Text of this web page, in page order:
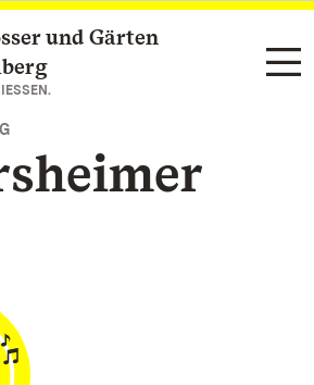
springenund Gärten